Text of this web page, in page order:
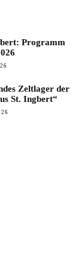
Programm
Zeltlager der
St. Ingbert“